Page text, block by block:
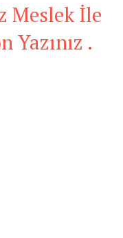
Meslek İle
.